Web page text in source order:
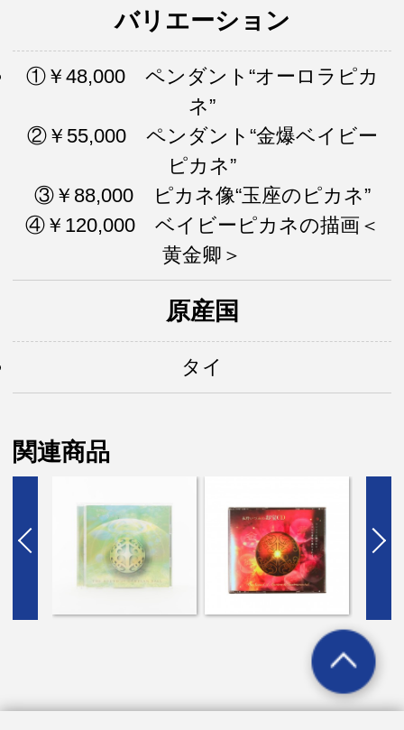
バリエーション
①￥48,000 ペンダント“オーロラピカ
ネ”
②￥55,000 ペンダント“金爆ベイビー
ピカネ”
③￥88,000 ピカネ像“玉座のピカネ”
④￥120,000 ベイビーピカネの描画＜
黄金卿＞
原産国
タイ
関連商品